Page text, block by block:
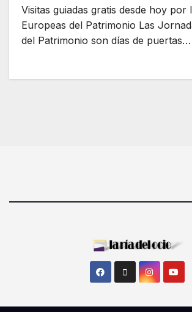
Visitas guiadas gratis desde hoy por
Europeas del Patrimonio Las
del Patrimonio son días de puertas…